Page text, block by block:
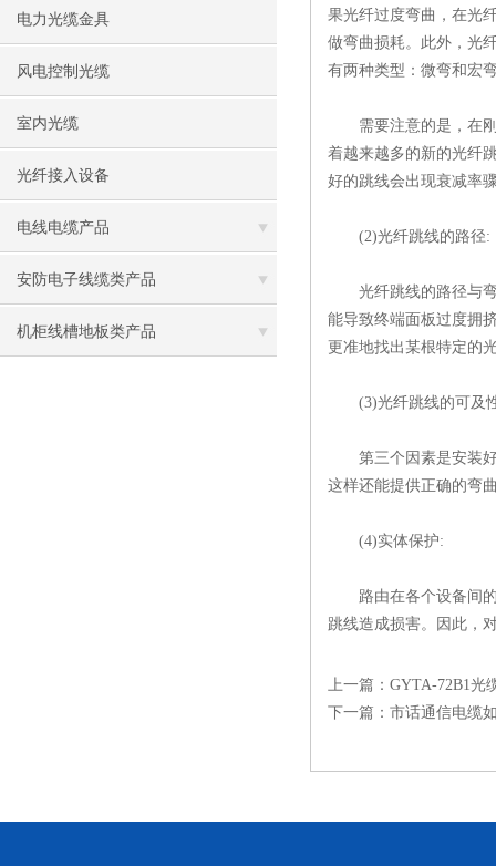
电力光缆金具
风电控制光缆
室内光缆
光纤接入设备
电线电缆产品
安防电子线缆类产品
机柜线槽地板类产品
果光纤过度弯曲，在光
做弯曲损耗。此外，光
有两种类型：微弯和宏
需要注意的是，在刚
着越来越多的新的光纤
好的跳线会出现衰减率
(2)光纤跳线的路径:
光纤跳线的路径与弯
能导致终端面板过度拥
更准地找出某根特定的
(3)光纤跳线的可及
第三个因素是安装好
这样还能提供正确的弯
(4)实体保护:
路由在各个设备间的
跳线造成损害。因此，
上一篇： GYTA-72B1光
下一篇： 市话通信电缆